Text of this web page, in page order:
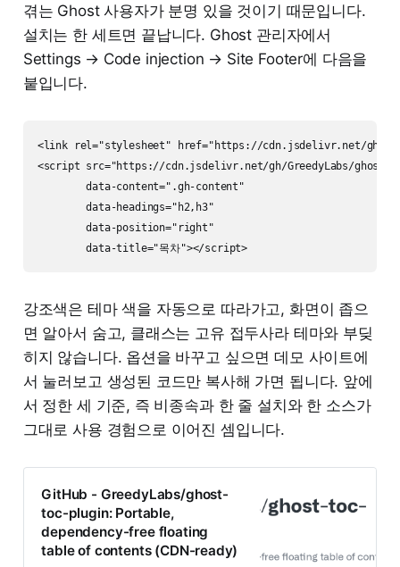
겪는 Ghost 사용자가 분명 있을 것이기 때문입니다.
설치는 한 세트면 끝납니다. Ghost 관리자에서
Settings → Code injection → Site Footer에 다음을
붙입니다.
<link rel="stylesheet" href="https://cdn.jsdelivr.net/gh/
<script src="https://cdn.jsdelivr.net/gh/GreedyLabs/ghost-
        data-content=".gh-content"
        data-headings="h2,h3"
        data-position="right"
강조색은 테마 색을 자동으로 따라가고, 화면이 좁으
면 알아서 숨고, 클래스는 고유 접두사라 테마와 부딪
히지 않습니다. 옵션을 바꾸고 싶으면 데모 사이트에
서 눌러보고 생성된 코드만 복사해 가면 됩니다. 앞에
서 정한 세 기준, 즉 비종속과 한 줄 설치와 한 소스가
그대로 사용 경험으로 이어진 셈입니다.
GitHub - GreedyLabs/ghost-
toc-plugin: Portable,
dependency-free floating
table of contents (CDN-ready)